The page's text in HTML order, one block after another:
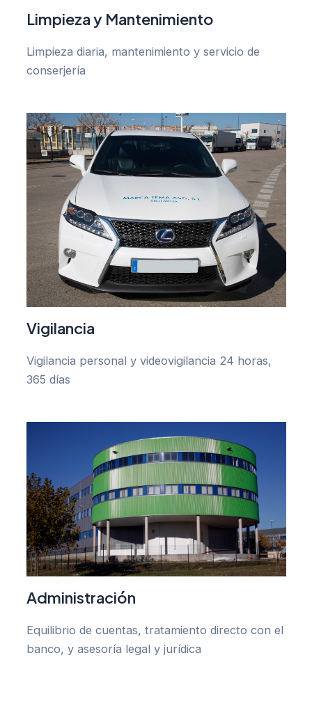
Limpieza y Mantenimiento
Limpieza diaria, mantenimiento y servicio de
conserjería
Vigilancia
Vigilancia personal y videovigilancia 24 horas,
365 días
Administración
Equilibrio de cuentas, tratamiento directo con el
banco, y asesoría legal y jurídica